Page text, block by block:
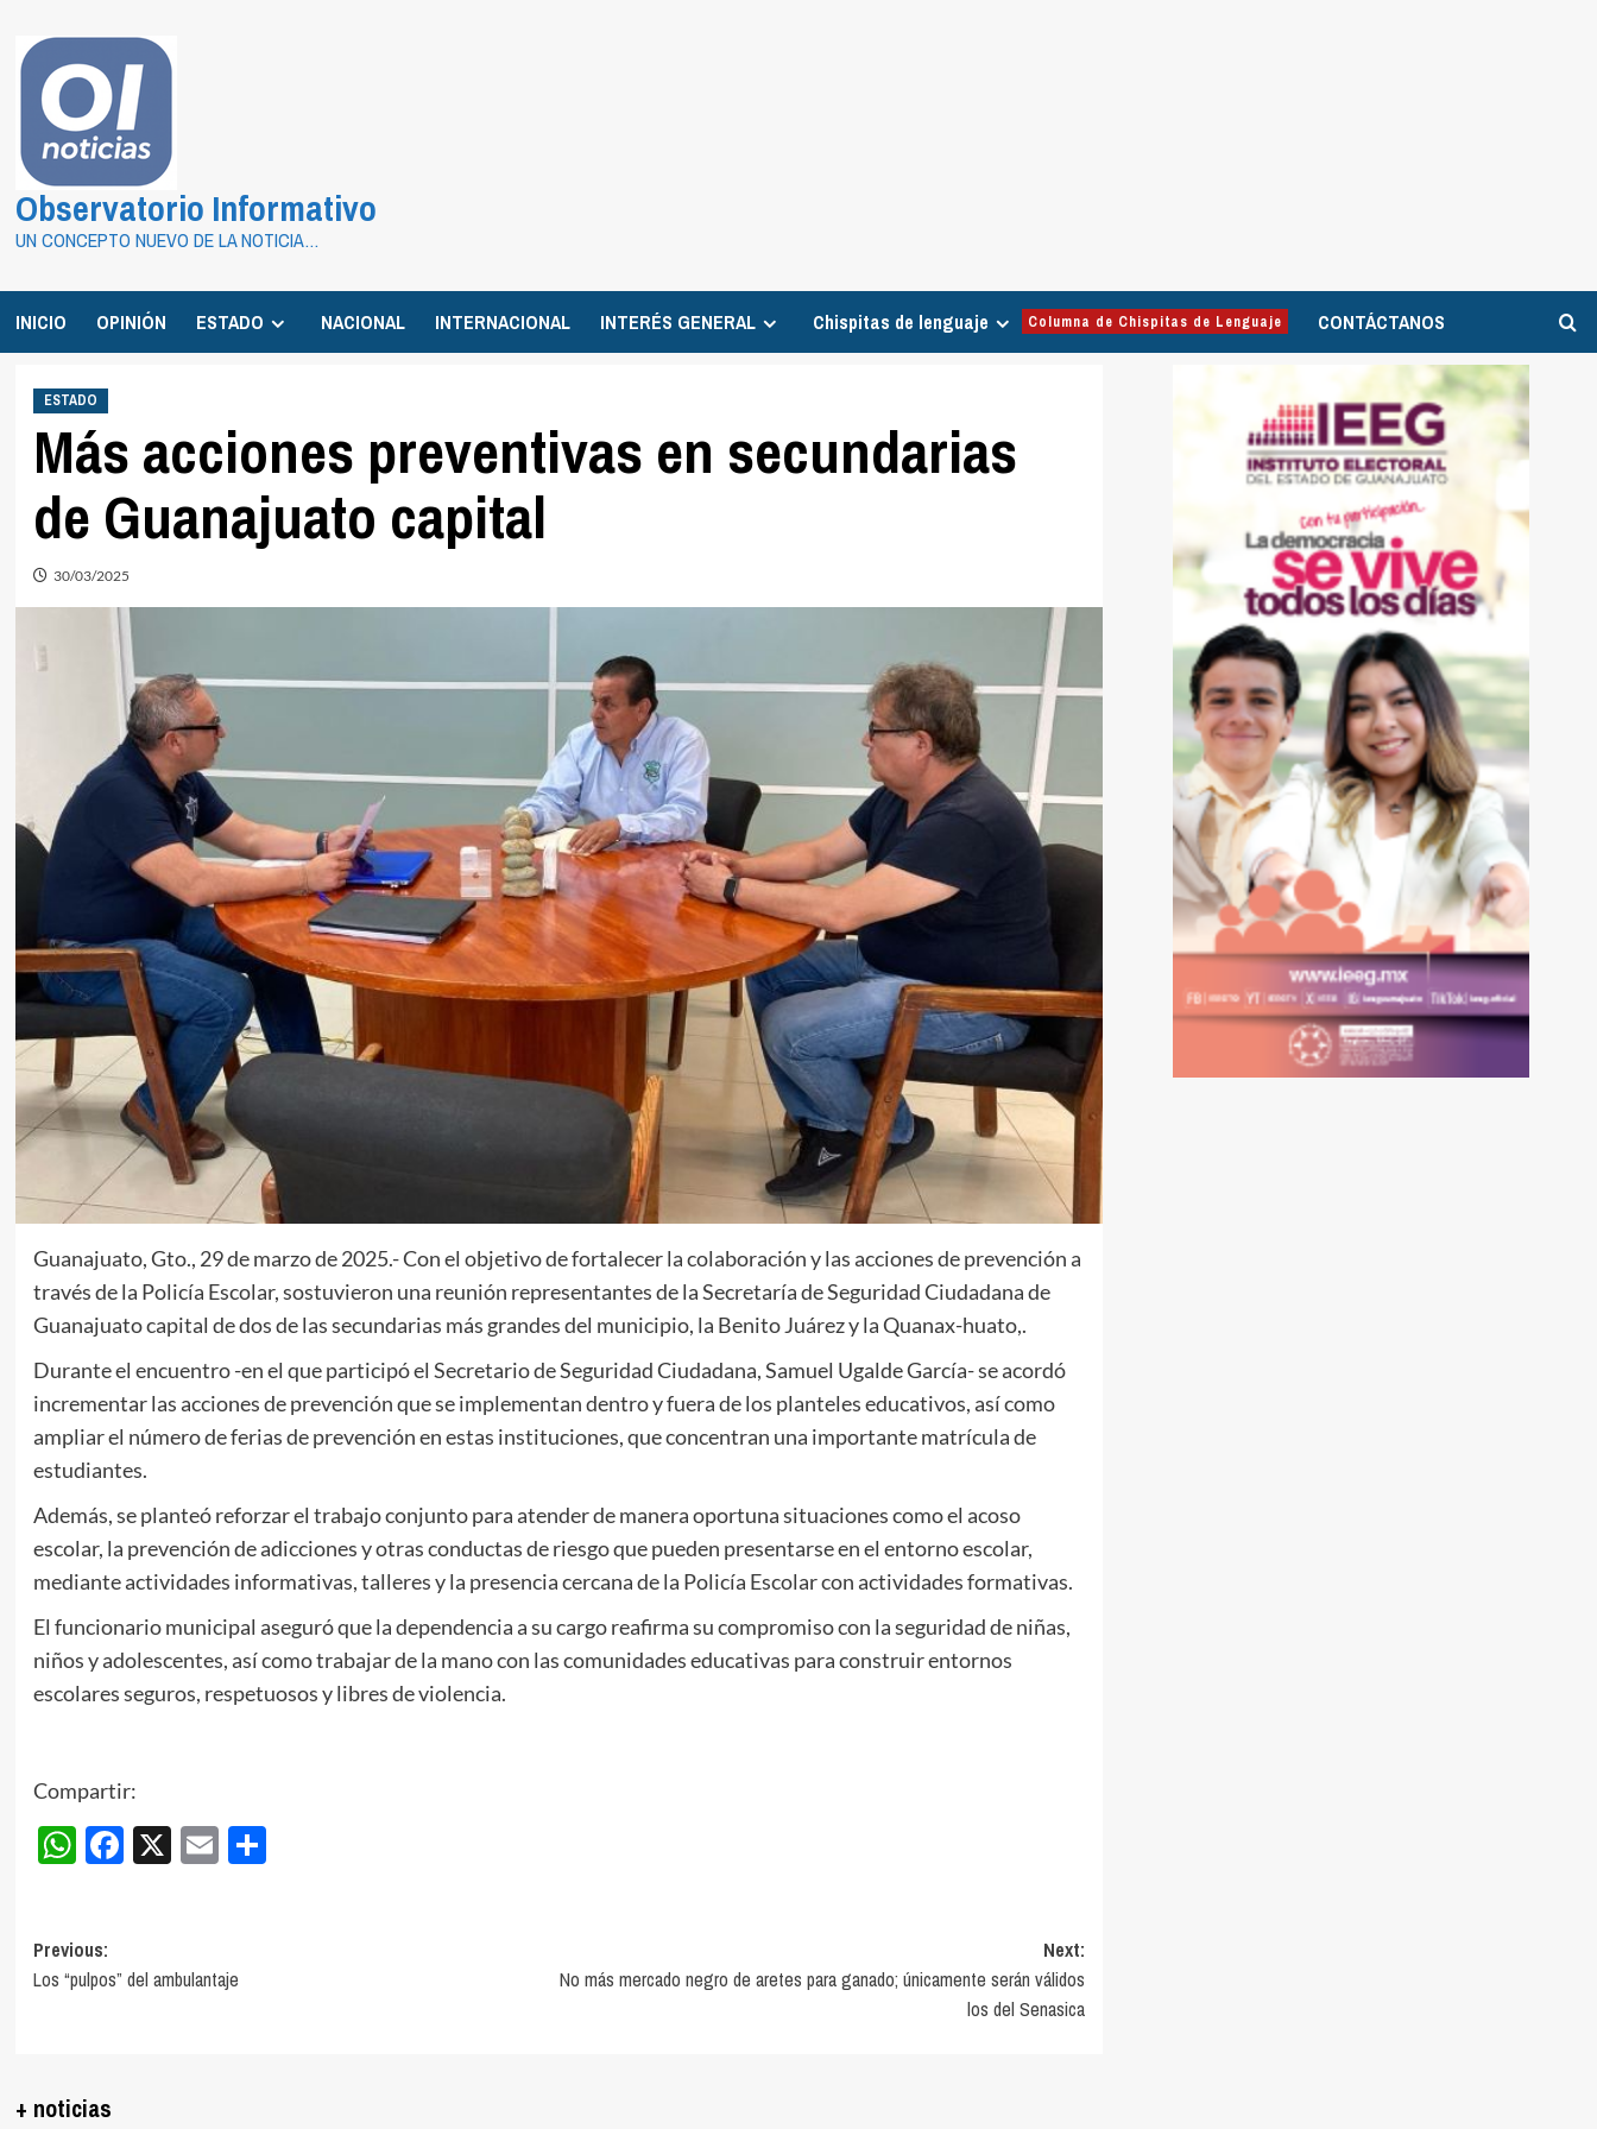
contenido
Observatorio Informativo
UN CONCEPTO NUEVO DE LA NOTICIA…
INICIO OPINIÓN ESTADO NACIONAL INTERNACIONAL INTERÉS GENERAL Chispitas de lenguaje Columna de Chispitas de Lenguaje CONTÁCTANOS
ESTADO
Más acciones preventivas en secundarias
de Guanajuato capital
30/03/2025
Guanajuato, Gto., 29 de marzo de 2025.- Con el objetivo de fortalecer la colaboración y las acciones de prevención a
través de la Policía Escolar, sostuvieron una reunión representantes de la Secretaría de Seguridad Ciudadana de
Guanajuato capital de dos de las secundarias más grandes del municipio, la Benito Juárez y la Quanax-huato,.
Durante el encuentro -en el que participó el Secretario de Seguridad Ciudadana, Samuel Ugalde García- se acordó
incrementar las acciones de prevención que se implementan dentro y fuera de los planteles educativos, así como
ampliar el número de ferias de prevención en estas instituciones, que concentran una importante matrícula de
estudiantes.
Además, se planteó reforzar el trabajo conjunto para atender de manera oportuna situaciones como el acoso
escolar, la prevención de adicciones y otras conductas de riesgo que pueden presentarse en el entorno escolar,
mediante actividades informativas, talleres y la presencia cercana de la Policía Escolar con actividades formativas.
El funcionario municipal aseguró que la dependencia a su cargo reafirma su compromiso con la seguridad de niñas,
niños y adolescentes, así como trabajar de la mano con las comunidades educativas para construir entornos
escolares seguros, respetuosos y libres de violencia.
Compartir:
WhatsApp
Facebook
X EmailCompartir
Post
navigation
Previous:
Los “pulpos” del ambulantaje
Next:
No más mercado negro de aretes para ganado; únicamente serán válidos
los del Senasica
+ noticias